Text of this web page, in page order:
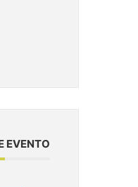
EVENTO